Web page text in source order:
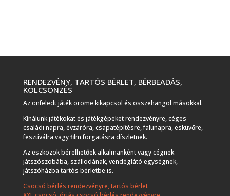
RENDEZVÉNY, TARTÓS BÉRLET, BÉRBEADÁS,
KÖLCSÖNZÉS
Az önfeledt játék öröme kikapcsol és összehangol másokkal.
Kínálunk játékokat és játékgépeket rendezvényre, céges
családi napra, évzáróra, csapatépítésre, falunapra, esküvőre,
fesztiválra vagy film forgatásra díszletnek.
Az eszközök bérelhetőek alkalmanként vagy cégnek
játszószobába, szállodának, vendéglátó egységnek,
játszóházba tartós bérletbe is.
Csocsó bérlés rendezvényre, tartós bérlet